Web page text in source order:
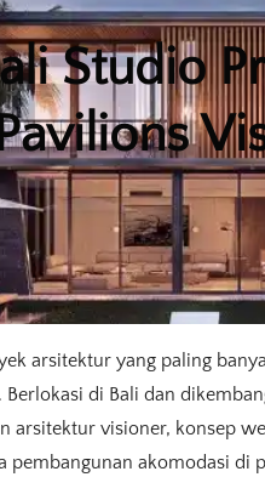
Studio
arsitektur yang paling
di Bali dan
arsitektur visioner, konsep
pembangunan akomodasi di